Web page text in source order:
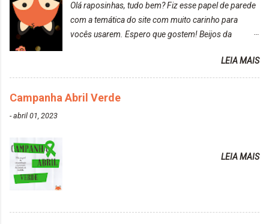
caseira-cronograma-capilar.html ). Foi difícil retirar o
excesso. É uma tintura fácil de aplicar, o cheiro é
agradável. Cabelo antes da descoloração da raiz:
LIBERDADE PARA SER MAIS VOCÊ 10.04 LOURO
Olá raposinhas, tudo bem? Fiz esse papel de parede
com a temática do site com muito carinho para
vocês usarem. Espero que gostem! Beijos da
LEIA MAIS
Campanha Abril Verde
-abril 01, 2023
LEIA MAIS